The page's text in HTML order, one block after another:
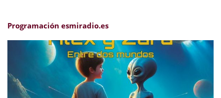
Programación esmiradio.es